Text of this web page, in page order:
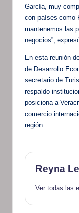
García, muy
con países como
mantenemos las
negocios”,
En esta reunión
de Desarrollo
secretario de
respaldo
posiciona a
comercio
región.
Reyna
Ver todas las